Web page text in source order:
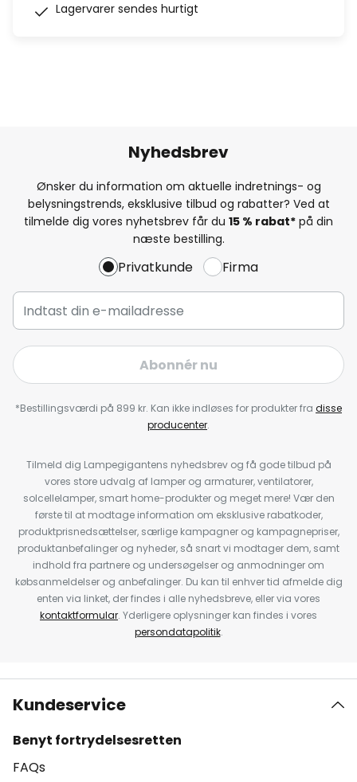
Lagervarer sendes hurtigt
Nyhedsbrev
Ønsker du information om aktuelle indretnings- og
belysningstrends, eksklusive tilbud og rabatter? Ved at
tilmelde dig vores nyhetsbrev får du 15 % rabat* på din
næste bestilling.
Privatkunde Firma
Abonnér nu
*Bestillingsværdi på 899 kr. Kan ikke indløses for produkter fra disse
producenter.
Tilmeld dig Lampegigantens nyhedsbrev og få gode tilbud på
vores store udvalg af lamper og armaturer, ventilatorer,
solcellelamper, smart home-produkter og meget mere! Vær den
første til at modtage information om eksklusive rabatkoder,
produktprisnedsættelser, særlige kampagner og kampagnepriser,
produktanbefalinger og nyheder, så snart vi modtager dem, samt
indhold fra partnere og undersøgelser og anmodninger om
købsanmeldelser og anbefalinger. Du kan til enhver tid afmelde dig
enten via linket, der findes i alle nyhedsbreve, eller via vores
kontaktformular. Yderligere oplysninger kan findes i vores
persondatapolitik.
Kundeservice
Benyt fortrydelsesretten
FAQs